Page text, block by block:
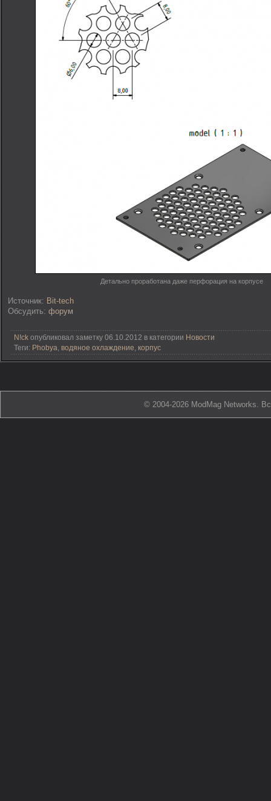
Детально проработана даже перфорация на корпусе
Источник: Bit-tech
Обсудить: форум
N!ck опубликовал заметку 06.10.2012 в категории Новости
Теги: Phobya, водяное охлаждение, корпус
© 2004-2026 ModMag Networks.